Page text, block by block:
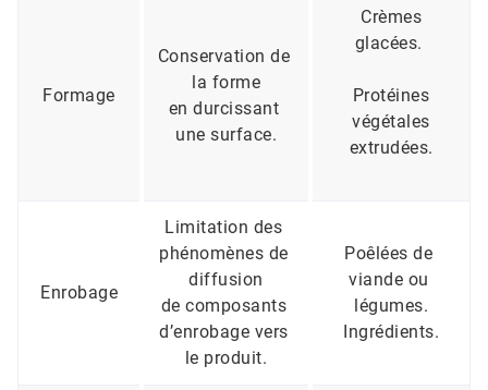
Formage
Conservation de
la forme
en durcissant
une surface.
Crèmes
glacées.
Protéines
végétales
extrudées.
Enrobage
Limitation des
phénomènes de
diffusion
de composants
d’enrobage vers
le produit.
Poêlées de
viande ou
légumes.
Ingrédients.